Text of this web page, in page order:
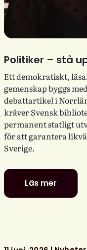
Politiker – stå
Ett demokratiskt,
gemenskap byggs
debattartikel i
kräver Svensk
permanent statligt
för att garantera
Sverige.
Läs mer
Politiker
–